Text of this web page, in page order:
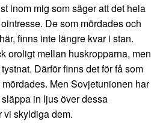
inom mig som säger att det hela
De som mördades och
finns inte längre kvar i stan.
oroligt mellan huskropparna, men
Därför finns det för få som
Men Sovjetunionen har
in ljus över dessa
vi skyldiga dem.